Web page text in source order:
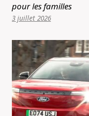
pour les familles
3 juillet 2026